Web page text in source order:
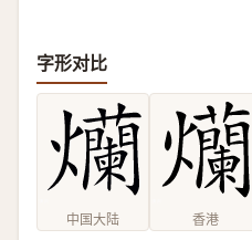
字形对比
中国大陆 香港